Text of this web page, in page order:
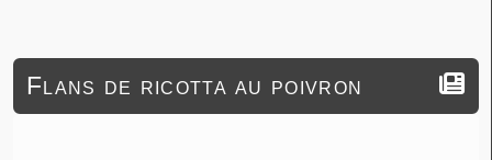
Flans de ricotta au poivron